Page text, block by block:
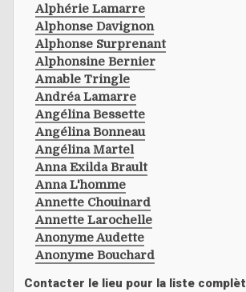
Alphérie Lamarre
Alphonse Davignon
Alphonse Surprenant
Alphonsine Bernier
Amable Tringle
Andréa Lamarre
Angélina Bessette
Angélina Bonneau
Angélina Martel
Anna Exilda Brault
Anna L'homme
Annette Chouinard
Annette Larochelle
Anonyme Audette
Anonyme Bouchard
Contacter le lieu pour la liste